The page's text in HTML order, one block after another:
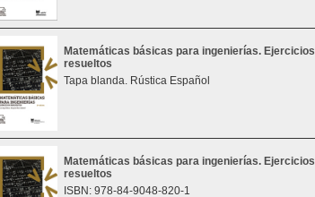
Matemáticas básicas para ingenierías. Ejercicios
resueltos
Tapa blanda. Rústica Español
Matemáticas básicas para ingenierías. Ejercicios
resueltos
ISBN: 978-84-9048-820-1